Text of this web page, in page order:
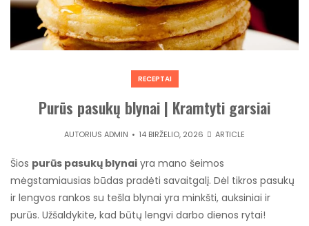
RECEPTAI
Purūs pasukų blynai | Kramtyti garsiai
AUTORIUS ADMIN 14 BIRŽELIO, 2026 ARTICLE
Šios purūs pasukų blynai yra mano šeimos
mėgstamiausias būdas pradėti savaitgalį. Dėl tikros pasukų
ir lengvos rankos su tešla blynai yra minkšti, auksiniai ir
purūs. Užšaldykite, kad būtų lengvi darbo dienos rytai!